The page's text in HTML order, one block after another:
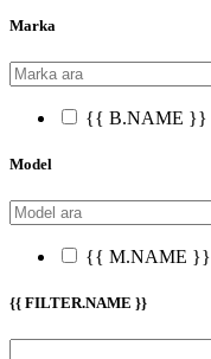
Marka
{{ B.NAME }}
Model
{{ M.NAME }}
{{ FILTER.NAME }}